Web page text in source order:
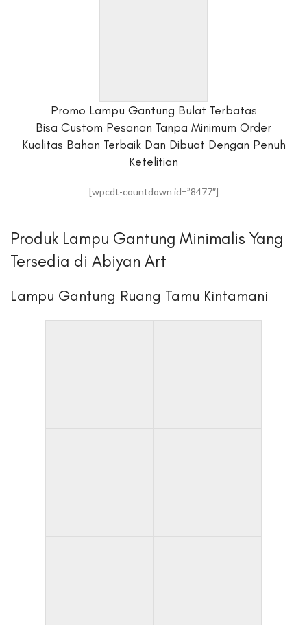
Promo Lampu Gantung Bulat Terbatas
Bisa Custom Pesanan Tanpa Minimum Order
Kualitas Bahan Terbaik Dan Dibuat Dengan Penuh
Ketelitian
[wpcdt-countdown id=”8477″]
Produk Lampu Gantung Minimalis Yang
Tersedia di Abiyan Art
Lampu Gantung Ruang Tamu Kintamani